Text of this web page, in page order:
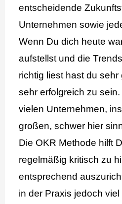
entscheidende
Unternehmen sowie
Wenn Du dich heute
aufstellst und die
richtig liest hast du
sehr erfolgreich zu
vielen Unternehmen,
großen, schwer hier
Die OKR Methode hilft
regelmäßig kritisch zu
entsprechend
in der Praxis jedoch